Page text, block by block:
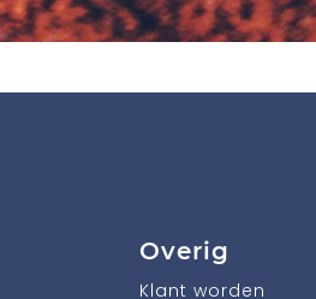
Overig
Klant worden